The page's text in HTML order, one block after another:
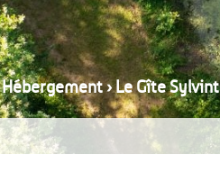
Hébergement›Le Gîte Sylvint